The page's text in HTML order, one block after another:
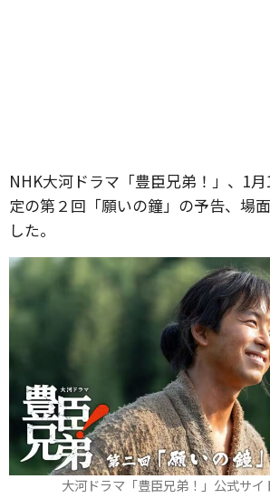
NHK大河ドラマ「豊臣兄弟！」、1
定の第２回「願いの鐘」の予告、場
した。
大河ドラマ「豊臣兄弟！」公式サ